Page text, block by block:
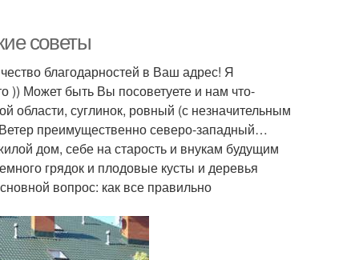
советы
благодарностей в Ваш адрес! Я
)) Может быть Вы посоветуете и нам что-
области, суглинок, ровный (с незначительным
преимущественно северо-западный…
дом, себе на старость и внукам будущим
грядок и плодовые кусты и деревья
вопрос: как все правильно